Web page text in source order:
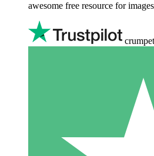
awesome free resource for
crumpet